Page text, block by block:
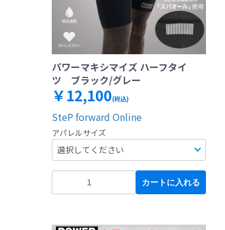
パワーマキシマイズ ハーフタイ
ツ ブラック/グレー
￥12,100(税込)
SteP forward Online
アパレルサイズ
カートに入れる